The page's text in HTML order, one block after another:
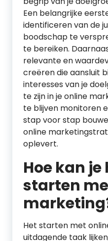
Een belangrijke
identificeren van de
boodschap te
te bereiken.
relevante en
creëren die aansluit
interesses van je
te zijn in je online
te blijven monitoren
stap voor stap
online
oplevert.
Hoe kan
starten
Het starten met
uitdagende taak